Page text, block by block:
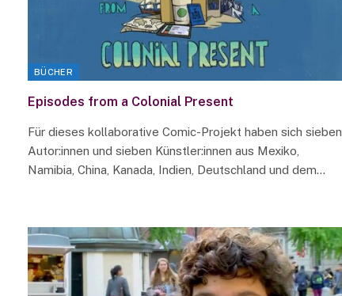
BÜCHER
Episodes from a Colonial Present
Für dieses kollaborative Comic-Projekt haben sich sieben
Autor:innen und sieben Künstler:innen aus Mexiko,
Namibia, China, Kanada, Indien, Deutschland und dem…